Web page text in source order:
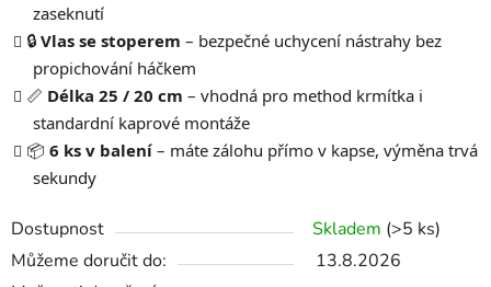
zaseknutí
🔒 Vlas se stoperem – bezpečné uchycení nástrahy bez
propichování háčkem
📏 Délka 25 / 20 cm – vhodná pro method krmítka i
standardní kaprové montáže
📦 6 ks v balení – máte zálohu přímo v kapse, výměna trvá
sekundy
Dostupnost Skladem (>5 ks)
Můžeme doručit do:
13.8.2026